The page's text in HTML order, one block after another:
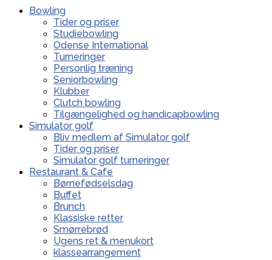
Bowling
Tider og priser
Studiebowling
Odense International
Turneringer
Personlig træning
Seniorbowling
Klubber
Clutch bowling
Tilgængelighed og handicapbowling
Simulator golf
Bliv medlem af Simulator golf
Tider og priser
Simulator golf turneringer
Restaurant & Cafe
Børnefødselsdag
Buffet
Brunch
Klassiske retter
Smørrebrød
Ugens ret & menukort
klassearrangement